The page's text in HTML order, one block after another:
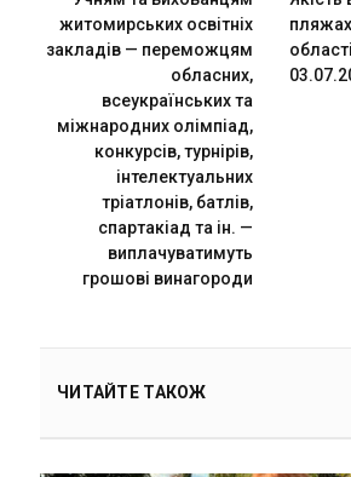
житомирських освітніх
закладів — переможцям
обласних,
всеукраїнських та
міжнародних олімпіад,
конкурсів, турнірів,
інтелектуальних
тріатлонів, батлів,
спартакіад та ін. —
виплачуватимуть
грошові винагороди
ЧИТАЙТЕ ТАКОЖ